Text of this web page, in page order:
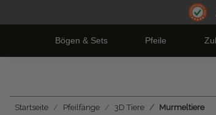
Bögen & Sets Pfeile
Startseite Pfeilfänge 3D Tiere Murmeltiere